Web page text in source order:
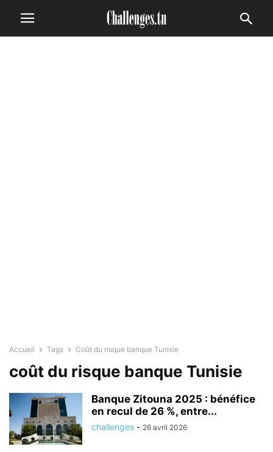
Accueil Tags Coût du risque banque Tunisie
coût du risque banque Tunisie
Banque Zitouna 2025 : bénéfice
en recul de 26 %, entre...
challenges - 26 avril 2026